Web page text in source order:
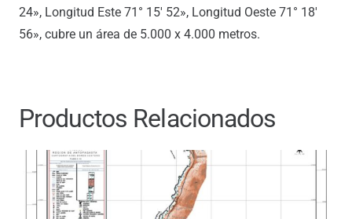
24», Longitud Este 71° 15′ 52», Longitud Oeste 71° 18′
56», cubre un área de 5.000 x 4.000 metros.
Productos Relacionados